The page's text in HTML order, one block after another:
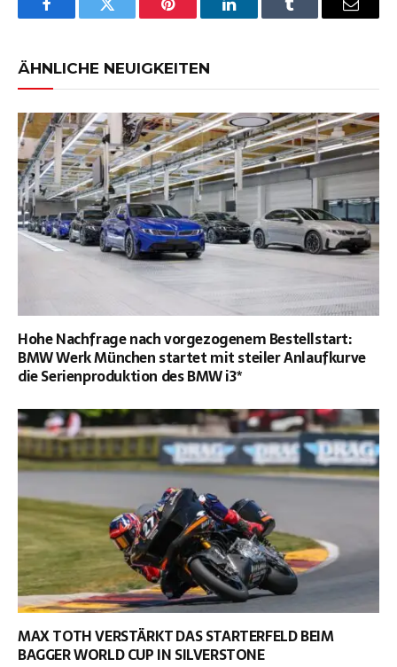
FacebookTwitter Pinterest LinkedInTumblr Email
ÄHNLICHE NEUIGKEITEN
Hohe Nachfrage nach vorgezogenem Bestellstart:
BMW Werk München startet mit steiler Anlaufkurve
die Serienproduktion des BMW i3*
MAX TOTH VERSTÄRKT DAS STARTERFELD BEIM
BAGGER WORLD CUP IN SILVERSTONE